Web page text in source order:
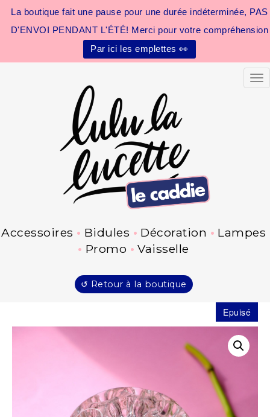
La boutique fait une pause pour une durée indéterminée, PAS
D'ENVOI PENDANT L'ÉTÉ! Merci pour votre compréhension
Par ici les emplettes 👀
Accessoires Bidules Décoration
Lampes
Promo
Vaisselle
↺ Retour à la boutique
Epuisé